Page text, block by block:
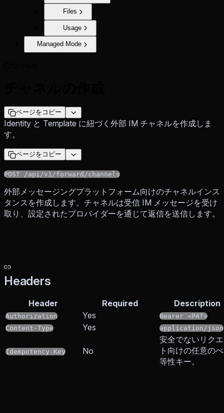
Files
Usage
Managed Mode
ページをコピー
Identity と Template に紐づく外部 IM チャネルを作成しま
す。
ページをコピー
POST /api/v1/forward/channels
外部メッセージングプラットフォーム向けのチャネルインス
タンスを作成します。チャネルは受信 IM メッセージを受け
取り、設定されたプロバイダーを通じて返信を送信します。
Headers
Header Required Description
Authorization Yes
Bearer <PAT>
Content-Type
Yes application/json
Idempotency-Key No
安全でないリク
ト向けの任意の
等性キー。